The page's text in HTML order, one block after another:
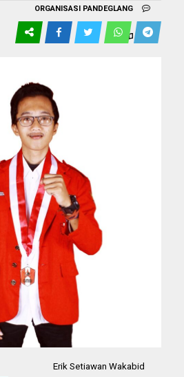
ORGANISASI PANDEGLANG
0 154
Erik Setiawan Wakabid